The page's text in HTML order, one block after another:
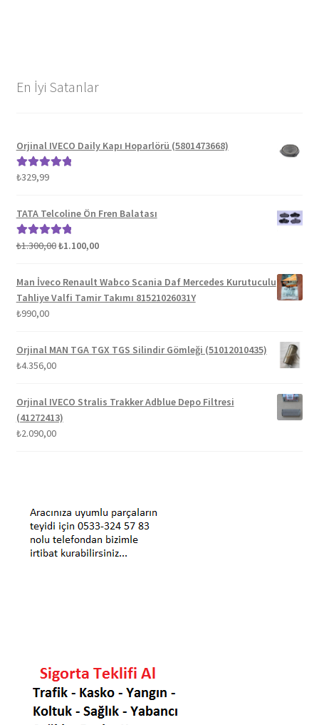
En İyi Satanlar
Orjinal IVECO Daily Kapı Hoparlörü (5801473668)
5 üzerinden
₺329,99
TATA Telcoline Ön Fren Balatası
5 üzerinden
₺1.300,00Orijinal
₺1.300,00.
₺1.100,00Şu
fiyat:
₺1.100,00.
Man İveco Renault Wabco Scania Daf Mercedes Kurutuculu
Tahliye Valfi Tamir Takımı 81521026031Y
₺990,00
Orjinal MAN TGA TGX TGS Silindir Gömleği (51012010435)
₺4.356,00
Orjinal IVECO Stralis Trakker Adblue Depo Filtresi
(41272413)
₺2.090,00